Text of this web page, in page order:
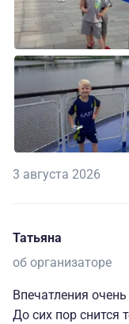
3 августа 2026
Татьяна
об организаторе
Впечатления
До сих пор снится